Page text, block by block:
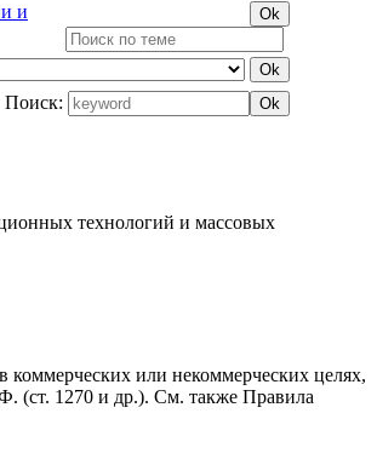
и
Поиск:
технологий и массовых
коммерческих или некоммерческих целях,
(ст. 1270 и др.). См. также Правила